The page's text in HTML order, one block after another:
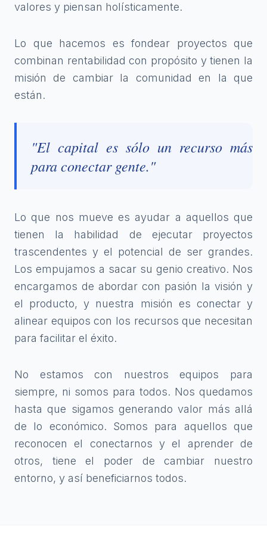
valores y piensan holísticamente.
Lo que hacemos es fondear proyectos que
combinan rentabilidad con propósito y tienen la
misión de cambiar la comunidad en la que
están.
"El capital es sólo un recurso más
para conectar gente."
Lo que nos mueve es ayudar a aquellos que
tienen la habilidad de ejecutar proyectos
trascendentes y el potencial de ser grandes.
Los empujamos a sacar su genio creativo. Nos
encargamos de abordar con pasión la visión y
el producto, y nuestra misión es conectar y
alinear equipos con los recursos que necesitan
para facilitar el éxito.
No estamos con nuestros equipos para
siempre, ni somos para todos. Nos quedamos
hasta que sigamos generando valor más allá
de lo económico. Somos para aquellos que
reconocen el conectarnos y el aprender de
otros, tiene el poder de cambiar nuestro
entorno, y así beneficiarnos todos.